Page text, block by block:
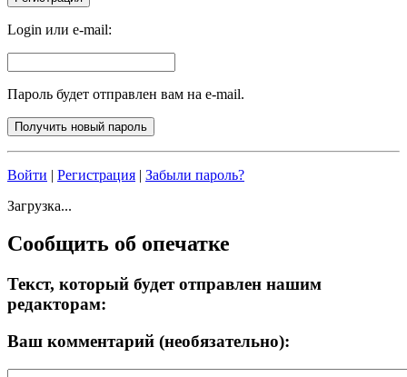
Login или e-mail:
Пароль будет отправлен вам на e-mail.
Войти | Регистрация | Забыли пароль?
Загрузка...
Сообщить об опечатке
Текст, который будет отправлен нашим
редакторам:
Ваш комментарий (необязательно):